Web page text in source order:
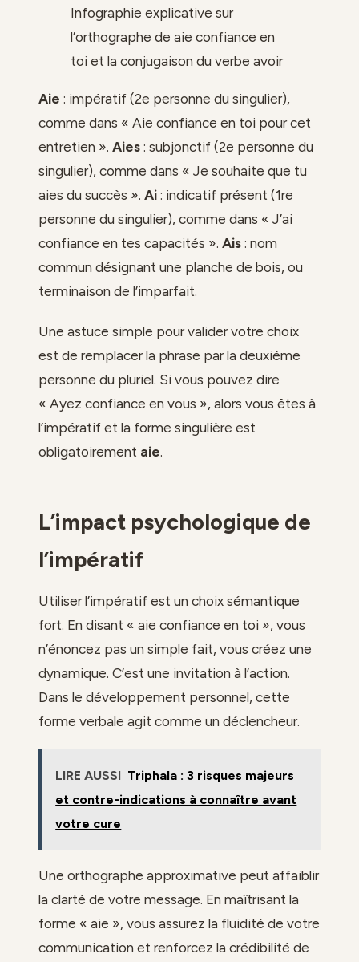
Infographie explicative sur
l’orthographe de aie confiance en
toi et la conjugaison du verbe avoir
Aie : impératif (2e personne du singulier),
comme dans « Aie confiance en toi pour cet
entretien ». Aies : subjonctif (2e personne du
singulier), comme dans « Je souhaite que tu
aies du succès ». Ai : indicatif présent (1re
personne du singulier), comme dans « J’ai
confiance en tes capacités ». Ais : nom
commun désignant une planche de bois, ou
terminaison de l’imparfait.
Une astuce simple pour valider votre choix
est de remplacer la phrase par la deuxième
personne du pluriel. Si vous pouvez dire
« Ayez confiance en vous », alors vous êtes à
l’impératif et la forme singulière est
obligatoirement aie.
L’impact psychologique de
l’impératif
Utiliser l’impératif est un choix sémantique
fort. En disant « aie confiance en toi », vous
n’énoncez pas un simple fait, vous créez une
dynamique. C’est une invitation à l’action.
Dans le développement personnel, cette
forme verbale agit comme un déclencheur.
LIRE AUSSI Triphala : 3 risques majeurs
et contre-indications à connaître avant
votre cure
Une orthographe approximative peut affaiblir
la clarté de votre message. En maîtrisant la
forme « aie », vous assurez la fluidité de votre
communication et renforcez la crédibilité de